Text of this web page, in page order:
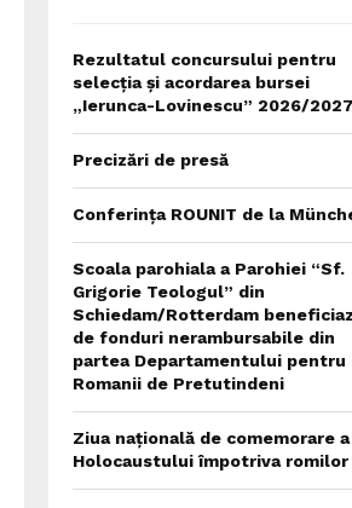
Rezultatul concursului pentru
selecția și acordarea bursei
„Ierunca-Lovinescu” 2026/2027
Precizări de presă
Conferința ROUNIT de la
Scoala parohiala a Parohiei “Sf.
Grigorie Teologul” din
Schiedam/Rotterdam
de fonduri nerambursabile din
partea Departamentului pentru
Romanii de Pretutindeni
Ziua națională de comemorare a
Holocaustului împotriva romilor